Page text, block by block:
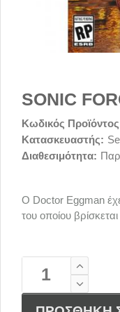
SONIC
Κωδικός
Κατασκευαστής:
Διαθεσιμότητα:
O Doctor Eggman
του οποίου